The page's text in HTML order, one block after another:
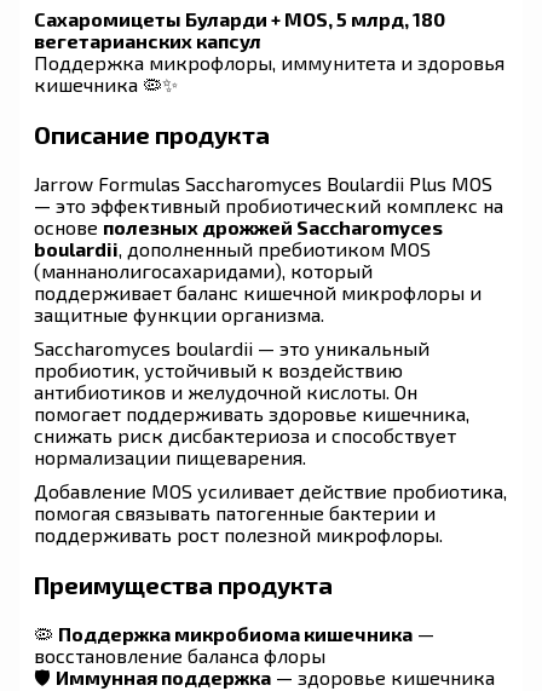
Сахаромицеты Буларди + MOS, 5 млрд, 180
вегетарианских капсул
Поддержка микрофлоры, иммунитета и здоровья
кишечника 🦠✨
Описание продукта
Jarrow Formulas Saccharomyces Boulardii Plus MOS
— это эффективный пробиотический комплекс на
основе полезных дрожжей Saccharomyces
boulardii , дополненный пребиотиком MOS
(маннанолигосахаридами), который
поддерживает баланс кишечной микрофлоры и
защитные функции организма.
Saccharomyces boulardii — это уникальный
пробиотик, устойчивый к воздействию
антибиотиков и желудочной кислоты. Он
помогает поддерживать здоровье кишечника,
снижать риск дисбактериоза и способствует
нормализации пищеварения.
Добавление MOS усиливает действие пробиотика,
помогая связывать патогенные бактерии и
поддерживать рост полезной микрофлоры.
Преимущества продукта
🦠 Поддержка микробиома кишечника —
восстановление баланса флоры
🛡 Иммунная поддержка — здоровье кишечника